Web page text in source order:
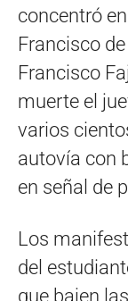
concentró
Francisco
Francisco
muerte el
varios
autovía con
en señal de
Los
del
que bajen